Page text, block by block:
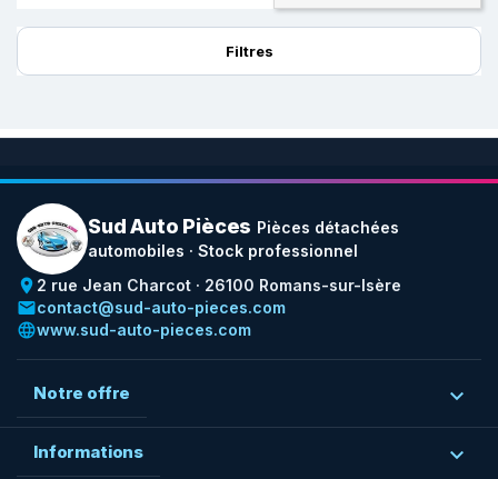
Filtres
Sud Auto Pièces Pièces détachées
automobiles · Stock professionnel
place 2 rue Jean Charcot · 26100 Romans-sur-Isère
emailcontact@sud-auto-pieces.com
languagewww.sud-auto-pieces.com
Notre offre 
Informations 